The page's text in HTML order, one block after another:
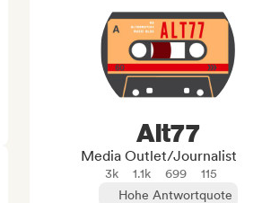
Alt77
Media Outlet/Journalist
3k 1.1k 699
115
Hohe Antwortquote